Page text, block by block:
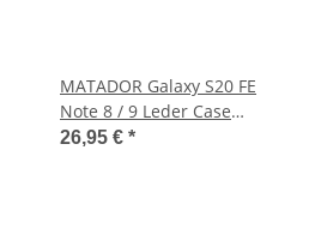
MATADOR Galaxy S20 FE
Note 8 / 9 Leder Case
Tasche Quer Schwarz
26,95 € *